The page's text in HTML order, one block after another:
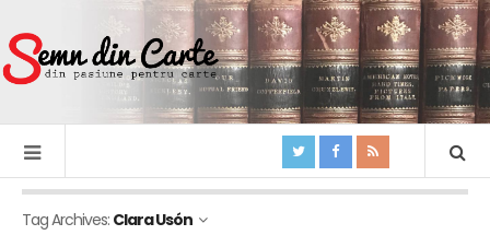
Tag Archives: Clara Usón